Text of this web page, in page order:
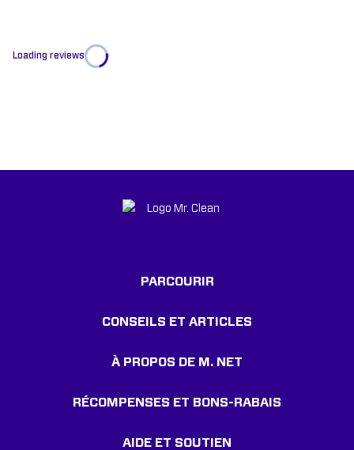
Loading reviews
PARCOURIR
CONSEILS ET ARTICLES
À PROPOS DE M. NET
RÉCOMPENSES ET BONS-RABAIS
AIDE ET SOUTIEN